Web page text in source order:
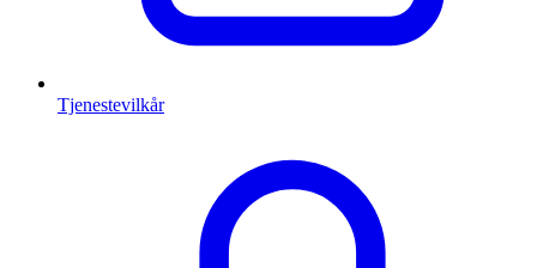
Tjenestevilkår